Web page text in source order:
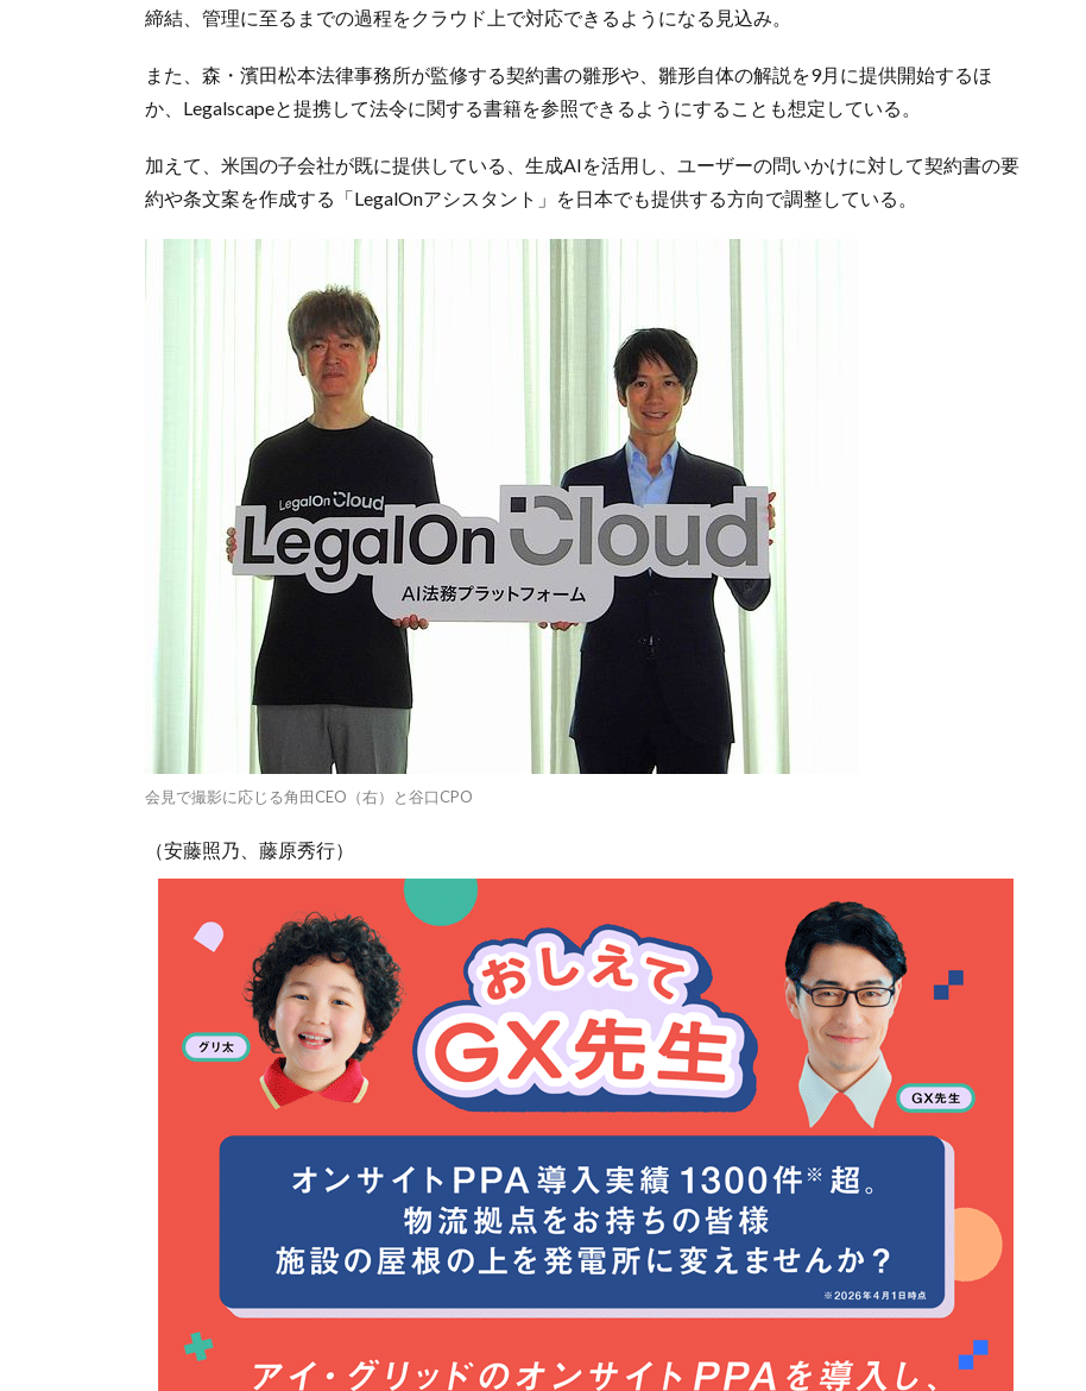
締結、管理に至るまでの過程をクラウド上で対応できるようになる見込み。
また、森・濱田松本法律事務所が監修する契約書の雛形や、雛形自体の解説を9月に提供開始するほ
か、Legalscapeと提携して法令に関する書籍を参照できるようにすることも想定している。
加えて、米国の子会社が既に提供している、生成AIを活用し、ユーザーの問いかけに対して契約書の要
約や条文案を作成する「LegalOnアシスタント」を日本でも提供する方向で調整している。
会見で撮影に応じる角田CEO（右）と谷口CPO
（安藤照乃、藤原秀行）